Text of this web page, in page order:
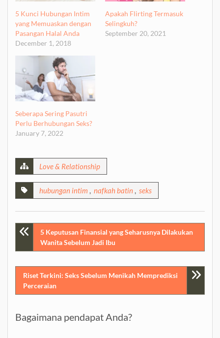
5 Kunci Hubungan Intim
yang Memuaskan dengan
Pasangan Halal Anda
December 1, 2018
Apakah Flirting Termasuk
Selingkuh?
September 20, 2021
Seberapa Sering Pasutri
Perlu Berhubungan Seks?
January 7, 2022
Love & Relationship
hubungan intim , nafkah batin , seks
Post
navigation
5 Keputusan Finansial yang Seharusnya Dilakukan
Wanita Sebelum Jadi Ibu
Riset Terkini: Seks Sebelum Menikah Memprediksi
Perceraian
Bagaimana pendapat Anda?